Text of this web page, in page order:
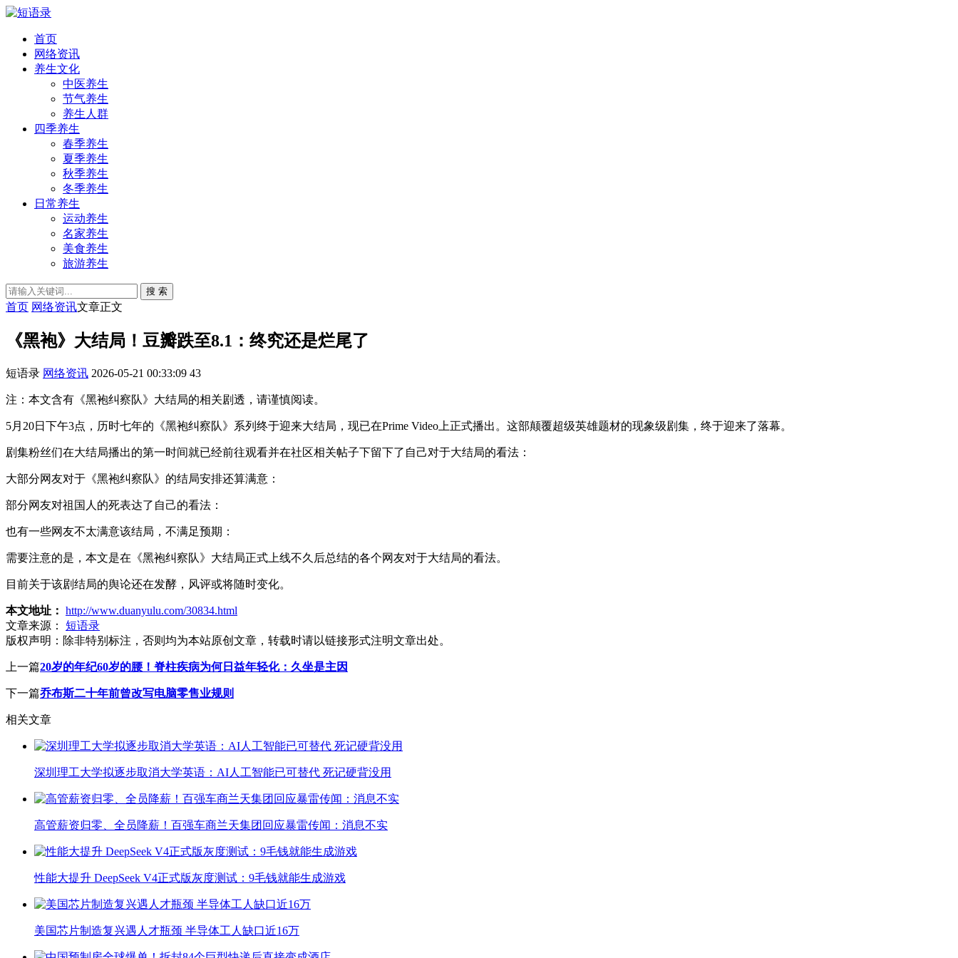
首页
网络资讯
养生文化
中医养生
节气养生
养生人群
四季养生
春季养生
夏季养生
秋季养生
冬季养生
日常养生
运动养生
名家养生
美食养生
旅游养生
搜 索
首页 网络资讯文章正文
《黑袍》大结局！豆瓣跌至8.1：终究还是烂尾了
短语录 网络资讯 2026-05-21 00:33:09 43
注：本文含有《黑袍纠察队》大结局的相关剧透，请谨慎阅读。
5月20日下午3点，历时七年的《黑袍纠察队》系列终于迎来大结局，现已在Prime Video上正式播出。这部颠覆超级英雄题材的现象级剧集，终于迎来了落幕。
剧集粉丝们在大结局播出的第一时间就已经前往观看并在社区相关帖子下留下了自己对于大结局的看法：
大部分网友对于《黑袍纠察队》的结局安排还算满意：
部分网友对祖国人的死表达了自己的看法：
也有一些网友不太满意该结局，不满足预期：
需要注意的是，本文是在《黑袍纠察队》大结局正式上线不久后总结的各个网友对于大结局的看法。
目前关于该剧结局的舆论还在发酵，风评或将随时变化。
本文地址： http://www.duanyulu.com/30834.html
文章来源：
短语录
版权声明： 除非特别标注，否则均为本站原创文章，转载时请以链接形式注明文章出处。
上一篇20岁的年纪60岁的腰！脊柱疾病为何日益年轻化：久坐是主因
下一篇乔布斯二十年前曾改写电脑零售业规则
相关文章
深圳理工大学拟逐步取消大学英语：AI人工智能已可替代 死记硬背没用
高管薪资归零、全员降薪！百强车商兰天集团回应暴雷传闻：消息不实
性能大提升 DeepSeek V4正式版灰度测试：9毛钱就能生成游戏
美国芯片制造复兴遇人才瓶颈 半导体工人缺口近16万